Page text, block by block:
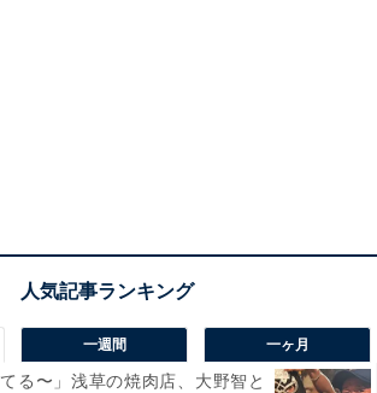
一週間 一ヶ月
てる〜」浅草の焼肉店、大野智と